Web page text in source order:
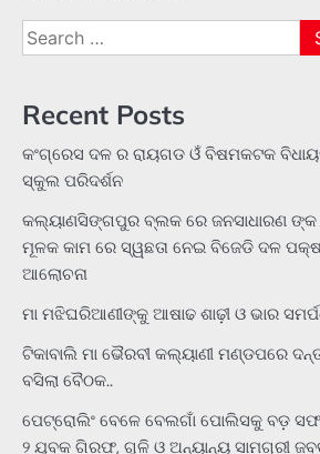
Search
for:
Recent Posts
କଂଗ୍ରେସ ଦଳ ର ରାୟଗଡ ଓଁ ବିଷମକଟକ
ସ୍କୁଲ ପରିଦର୍ଶନ
କଲ୍ୟାଣସିଙ୍ଗପୁର ବ୍ଲକ ରେ ଜନସାଧାରଣ
ମୂଳକ କାମ ରେ ସ୍ୱଛତା ନେଇ ବିଜେଡି ଦଳ
ଆଲୋଚନା
ମା ମଝିଘରିଆଣୀଙ୍କୁ ଆଷାଢ ଶାଢ଼ୀ ଓ ଭାର
ଟିକାବାଲି ମା ଭୈରବୀ କଲ୍ୟାଣୀ ମଣ୍ଡପରେ
ବସିଲା ବୈଠକ..
ପେଟ୍ରୋଲିଂ ବେଳେ ବେଲଗାଁ ପୋଲିସକୁ ବଡ଼
୨ ଯୁବକ ଗିରଫ, ଗୁଳି ଓ ଅନ୍ୟାନ୍ୟ ସାମଗ୍ରୀ